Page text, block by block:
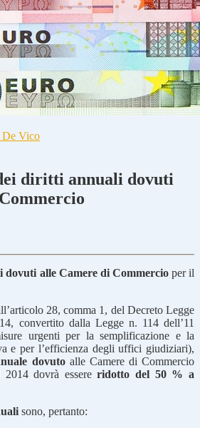
De Vico
diritti annuali dovuti
dovuti alle Camere di Commercioper il
28, comma 1, del Decreto Legge
convertito dalla Legge n. 114 dell’11
urgenti per la semplificazione e la
e per l’efficienza degli uffici giudiziari),
dovutoalle Camere di Commercio
2014 dovrà essereridotto del 50 % a
sono, pertanto: